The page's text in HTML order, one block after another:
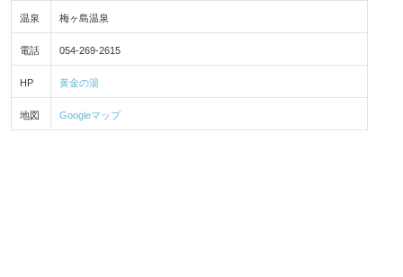
温泉 梅ヶ島温泉
電話 054-269-2615
HP 黄金の湯
地図 Googleマップ